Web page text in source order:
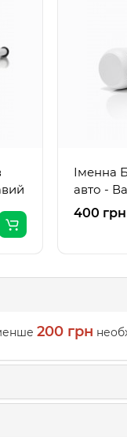
Іменна
авто -
400 грн
200 грн